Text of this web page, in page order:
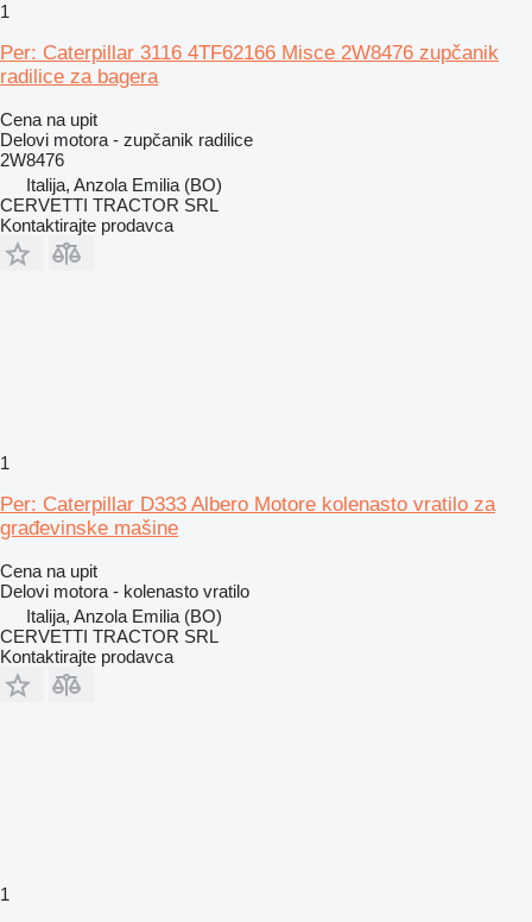
1
Per: Caterpillar 3116 4TF62166 Misce 2W8476 zupčanik
radilice za bagera
Cena na upit
Delovi motora - zupčanik radilice
2W8476
Italija, Anzola Emilia (BO)
CERVETTI TRACTOR SRL
Kontaktirajte prodavca
1
Per: Caterpillar D333 Albero Motore kolenasto vratilo za
građevinske mašine
Cena na upit
Delovi motora - kolenasto vratilo
Italija, Anzola Emilia (BO)
CERVETTI TRACTOR SRL
Kontaktirajte prodavca
1